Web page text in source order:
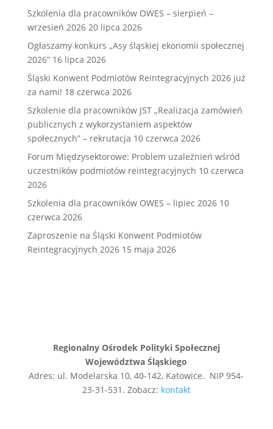
Szkolenia dla pracowników OWES – sierpień –
wrzesień 2026 20 lipca 2026
Ogłaszamy konkurs „Asy śląskiej ekonomii społecznej
2026” 16 lipca 2026
Śląski Konwent Podmiotów Reintegracyjnych 2026 już
za nami! 18 czerwca 2026
Szkolenie dla pracowników JST „Realizacja zamówień
publicznych z wykorzystaniem aspektów
społecznych” – rekrutacja 10 czerwca 2026
Forum Międzysektorowe: Problem uzależnień wśród
uczestników podmiotów reintegracyjnych 10 czerwca
2026
Szkolenia dla pracowników OWES – lipiec 2026 10
czerwca 2026
Zaproszenie na Śląski Konwent Podmiotów
Reintegracyjnych 2026 15 maja 2026
Regionalny Ośrodek Polityki Społecznej
Województwa Śląskiego
Adres: ul. Modelarska 10, 40-142, Katowice. NIP 954-
23-31-531. Zobacz: kontakt